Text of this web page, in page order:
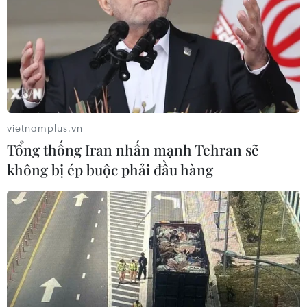
Tiên phóng vật thể chưa xác định
06/08/2026 08:31
Dấu mốc quan trọng trong quan hệ
Việt Nam-Australia
06/08/2026 08:29
Hàn Quốc tăng cường giải pháp
ngăn chặn đánh bạc trực tuyến trong
quân đội
06/08/2026 04:52
Tổng Bí thư, Chủ tịch nước Tô Lâm
vietnamplus.vn
Tổng thống Iran nhấn mạnh Tehran sẽ
không bị ép buộc phải đầu hàng